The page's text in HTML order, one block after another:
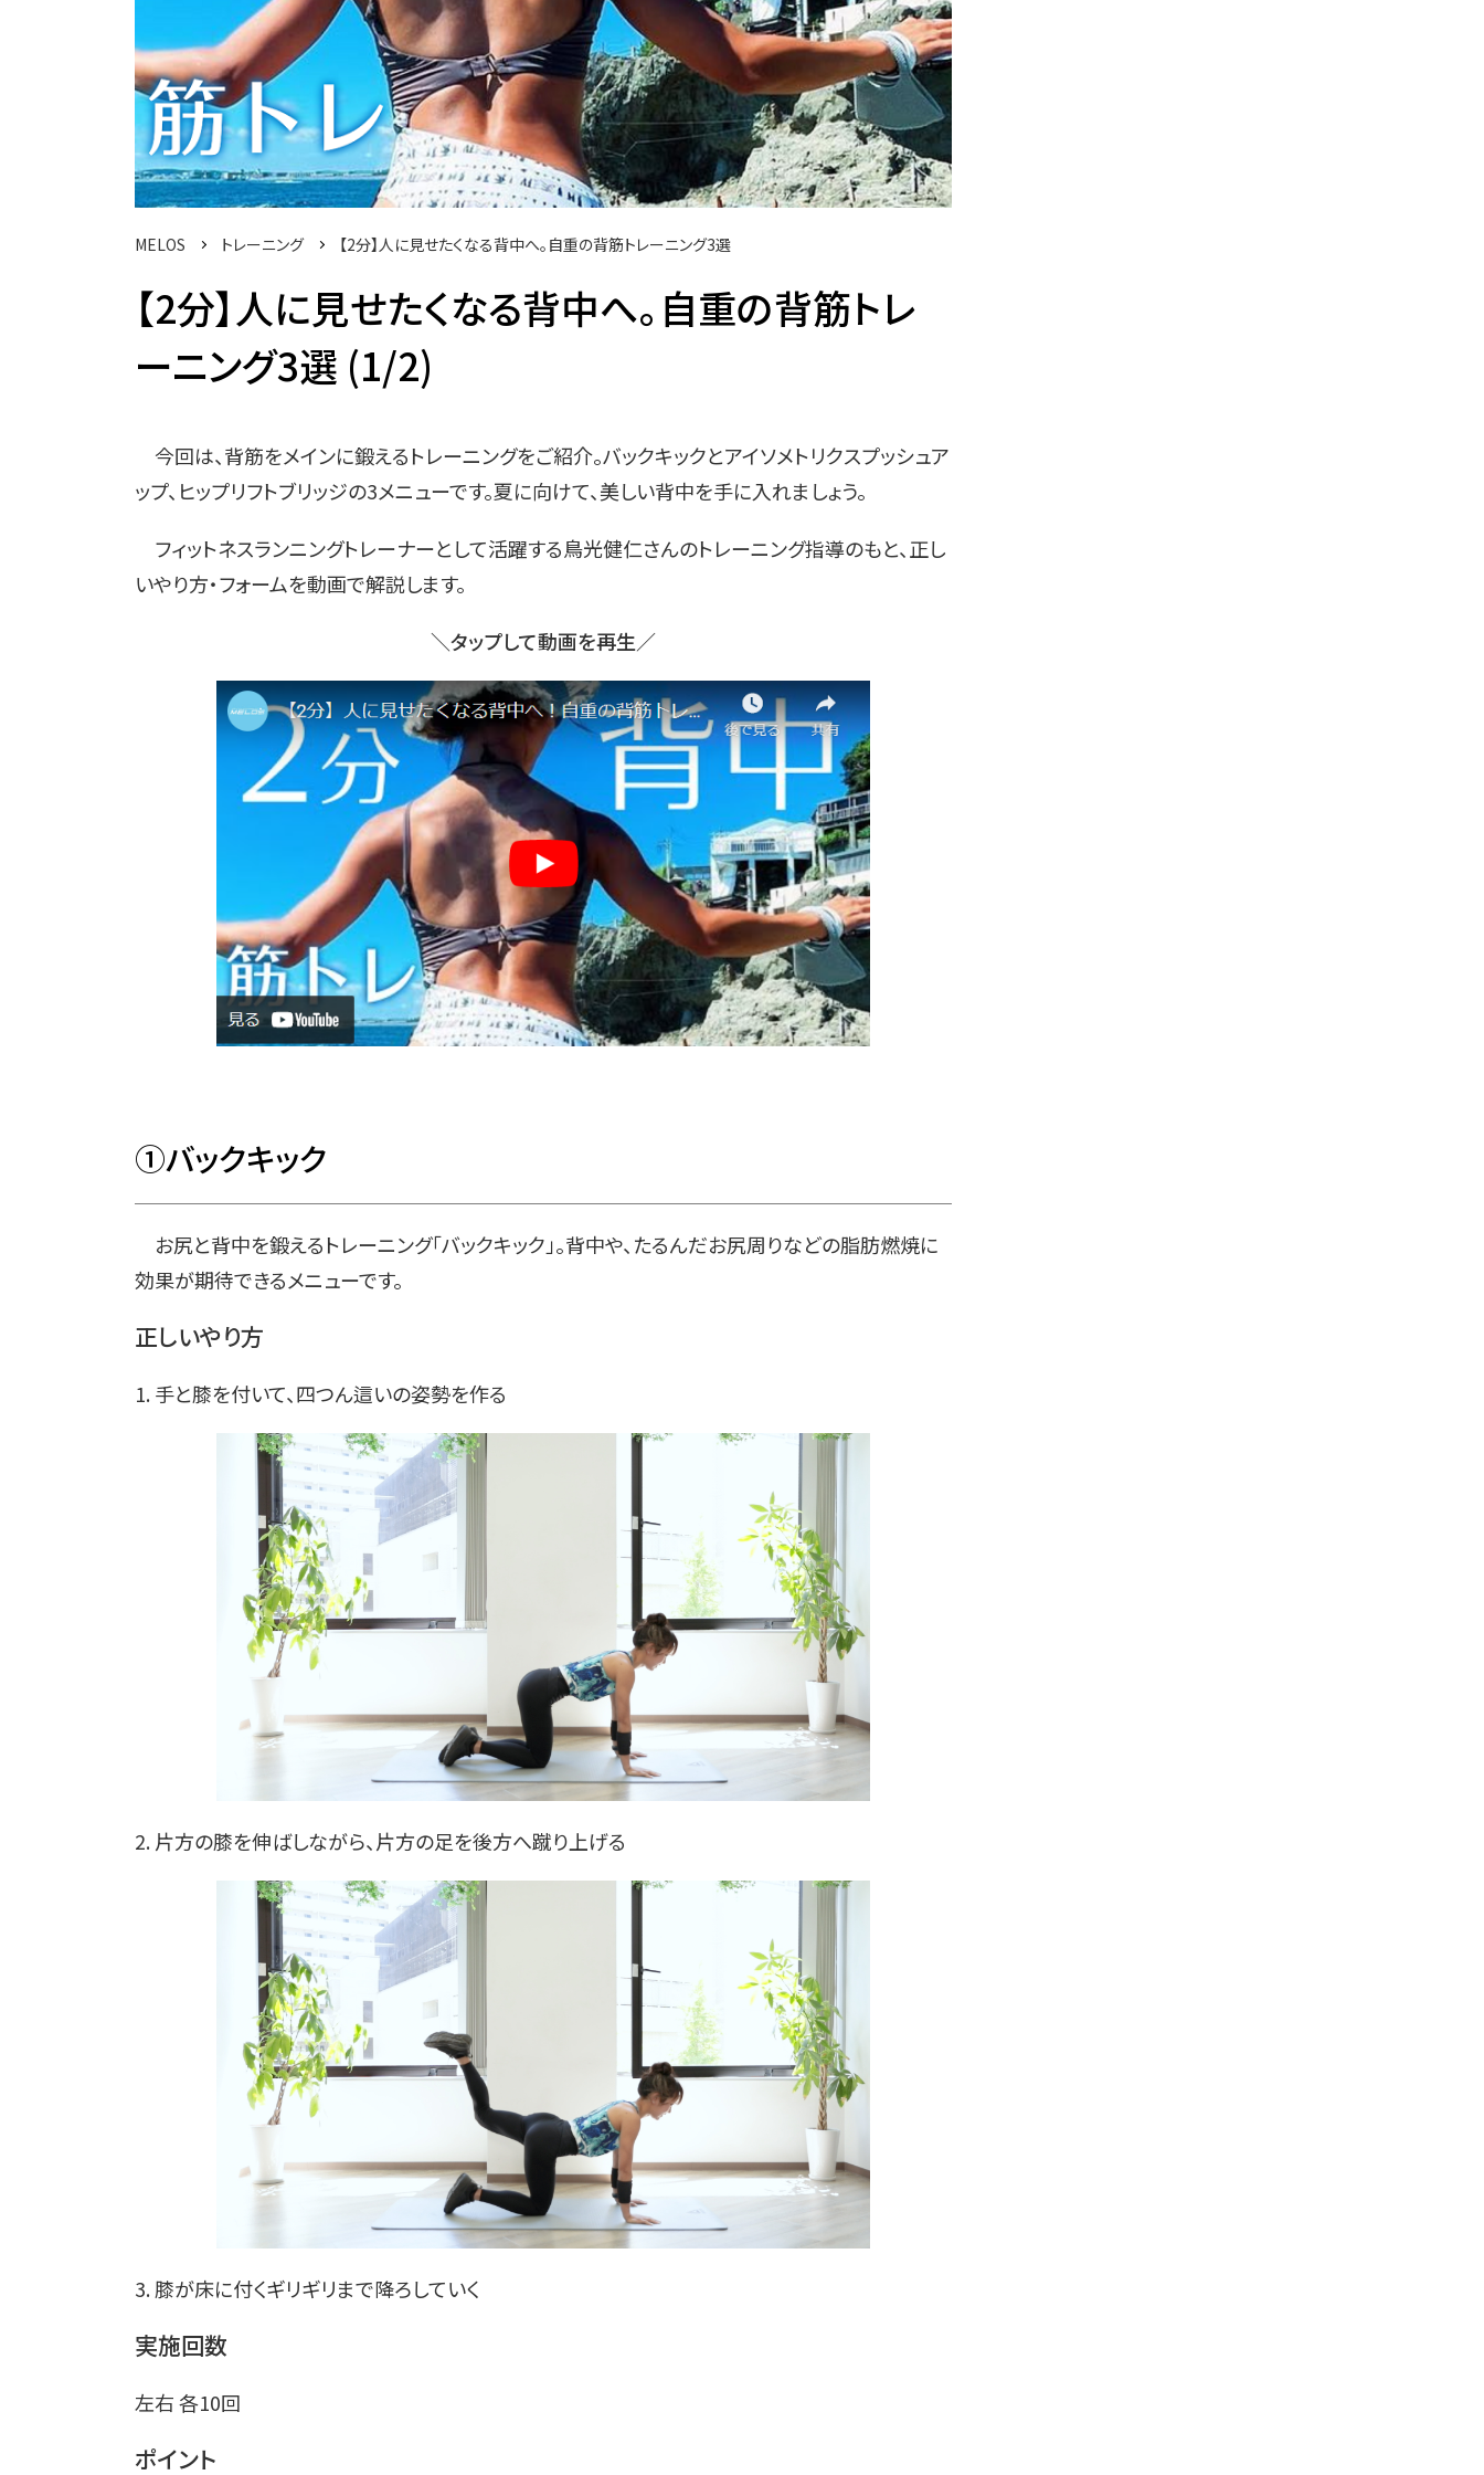
MELOS トレーニング 【2分】人に見せたくなる背中へ。自重の背筋トレーニング3選
【2分】人に見せたくなる背中へ。自重の背筋トレ
ーニング3選 (1/2)
今回は、背筋をメインに鍛えるトレーニングをご紹介。バックキックとアイソメトリクスプッシュア
ップ、ヒップリフトブリッジの3メニューです。夏に向けて、美しい背中を手に入れましょう。
フィットネスランニングトレーナーとして活躍する鳥光健仁さんのトレーニング指導のもと、正し
いやり方・フォームを動画で解説します。
＼タップして動画を再生／
①バックキック
お尻と背中を鍛えるトレーニング「バックキック」。背中や、たるんだお尻周りなどの脂肪燃焼に
効果が期待できるメニューです。
正しいやり方
1. 手と膝を付いて、四つん這いの姿勢を作る
2. 片方の膝を伸ばしながら、片方の足を後方へ蹴り上げる
3. 膝が床に付くギリギリまで降ろしていく
実施回数
左右 各10回
ポイント